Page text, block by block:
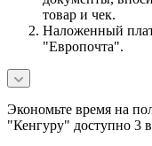
товар и чек.
Наложенный
"Европочта".
Экономьте время на
"Кенгуру" доступно 3